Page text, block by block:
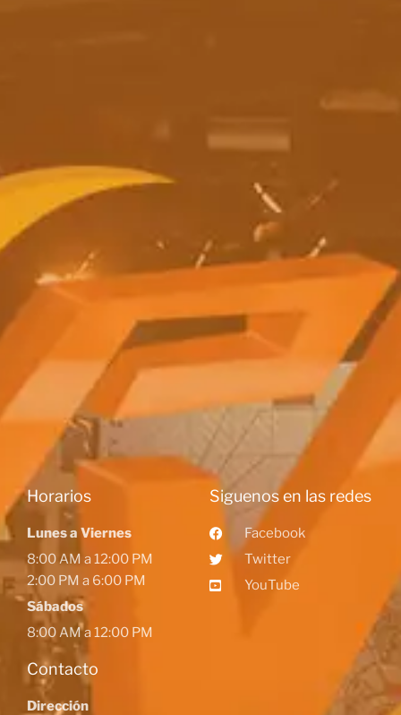
Horarios
Lunes a Viernes
8:00 AM a 12:00 PM
2:00 PM a 6:00 PM
Sábados
8:00 AM a 12:00 PM
Contacto
Dirección
Siguenos en las redes
Facebook
Twitter
YouTube